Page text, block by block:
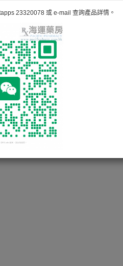
23320078 或 e-mail 查詢產品詳情。